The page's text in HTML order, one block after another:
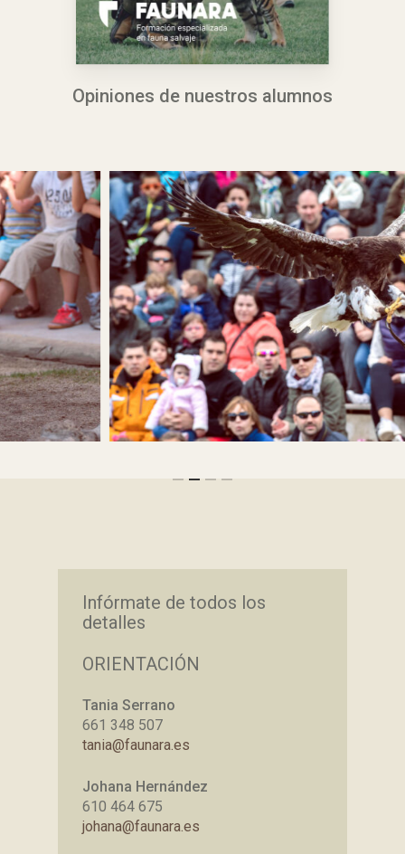
Opiniones de nuestros alumnos
Infórmate de todos los
detalles
ORIENTACIÓN
Tania Serrano
661 348 507
tania@faunara.es
Johana Hernández
610 464 675
johana@faunara.es